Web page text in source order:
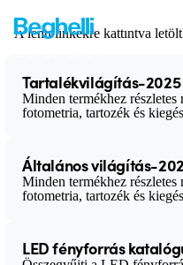
Letöltések
Letöltések
A lenti linkekre kattintva
Tartalékvilágítás-2025
Minden termékhez részletes
fotometria, tartozék és
Általános világítás-
Minden termékhez részletes
fotometria, tartozék és
LED fényforrás